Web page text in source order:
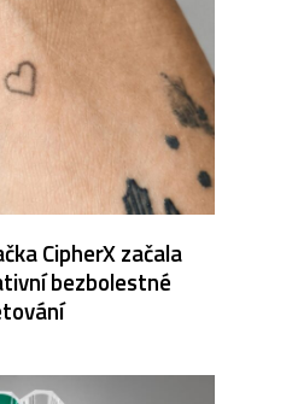
CipherX začala
bezbolestné